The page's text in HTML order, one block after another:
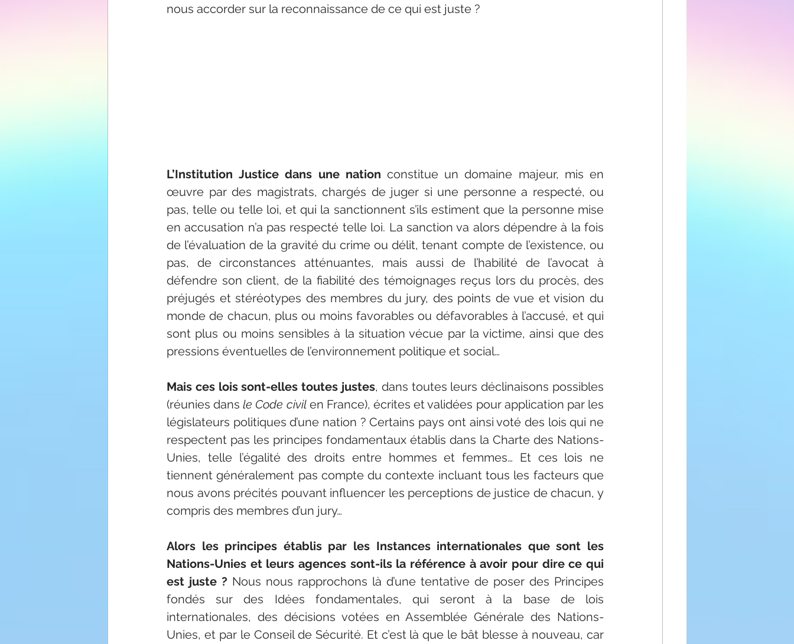
nous accorder sur la reconnaissance de ce qui est juste ?
L’Institution Justice dans une nation constitue un domaine majeur, mis en
œuvre par des magistrats, chargés de juger si une personne a respecté, ou
pas, telle ou telle loi, et qui la sanctionnent s’ils estiment que la personne mise
en accusation n’a pas respecté telle loi. La sanction va alors dépendre à la fois
de l’évaluation de la gravité du crime ou délit, tenant compte de l’existence, ou
pas, de circonstances atténuantes, mais aussi de l’habilité de l’avocat à
défendre son client, de la fiabilité des témoignages reçus lors du procès, des
préjugés et stéréotypes des membres du jury, des points de vue et vision du
monde de chacun, plus ou moins favorables ou défavorables à l’accusé, et qui
sont plus ou moins sensibles à la situation vécue par la victime, ainsi que des
pressions éventuelles de l’environnement politique et social…
Mais ces lois sont-elles toutes justes, dans toutes leurs déclinaisons possibles
(réunies dans le Code civil en France), écrites et validées pour application par les
législateurs politiques d’une nation ? Certains pays ont ainsi voté des lois qui ne
respectent pas les principes fondamentaux établis dans la Charte des Nations-
Unies, telle l’égalité des droits entre hommes et femmes… Et ces lois ne
tiennent généralement pas compte du contexte incluant tous les facteurs que
nous avons précités pouvant influencer les perceptions de justice de chacun, y
compris des membres d’un jury…
Alors les principes établis par les Instances internationales que sont les
Nations-Unies et leurs agences sont-ils la référence à avoir pour dire ce qui
est juste ? Nous nous rapprochons là d’une tentative de poser des Principes
fondés sur des Idées fondamentales, qui seront à la base de lois
internationales, des décisions votées en Assemblée Générale des Nations-
Unies, et par le Conseil de Sécurité. Et c’est là que le bât blesse à nouveau, car